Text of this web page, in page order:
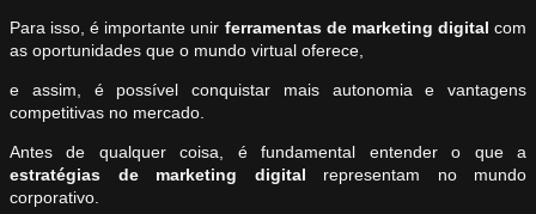
Para isso, é importante unir ferramentas de marketing digital com
as oportunidades que o mundo virtual oferece,
e assim, é possível conquistar mais autonomia e vantagens
competitivas no mercado.
Antes de qualquer coisa, é fundamental entender o que a
estratégias de marketing digital representam no mundo
corporativo.